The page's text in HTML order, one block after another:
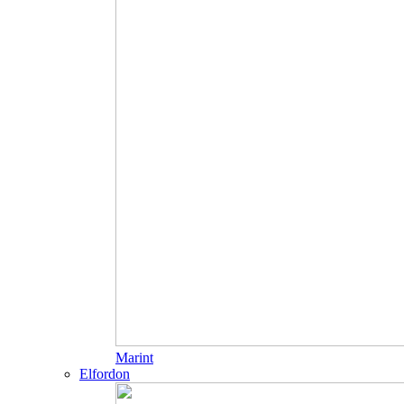
Marint
Elfordon